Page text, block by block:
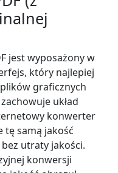
jest wyposażony w
który najlepiej
graficznych
układ
konwerter
tę samą jakość
utraty jakości.
konwersji